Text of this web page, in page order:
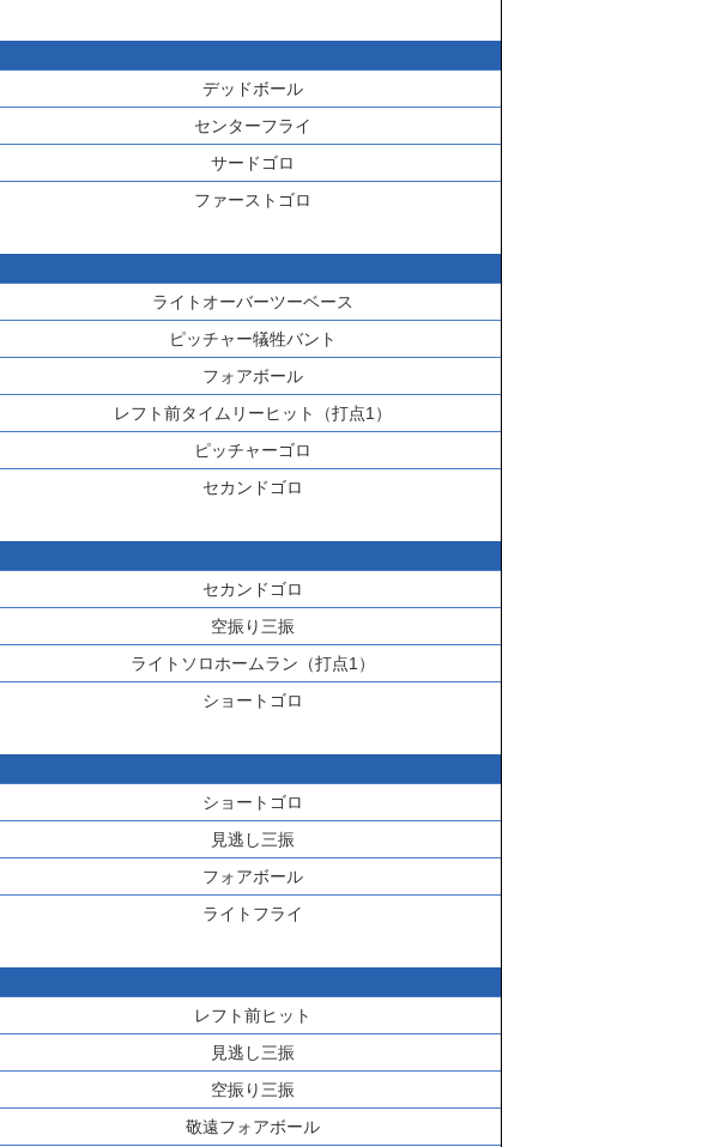
デッドボール
センターフライ
サードゴロ
ファーストゴロ
ライトオーバーツーベース
ピッチャー犠牲バント
フォアボール
レフト前タイムリーヒット（打点1）
ピッチャーゴロ
セカンドゴロ
セカンドゴロ
空振り三振
ライトソロホームラン（打点1）
ショートゴロ
ショートゴロ
見逃し三振
フォアボール
ライトフライ
レフト前ヒット
見逃し三振
空振り三振
敬遠フォアボール